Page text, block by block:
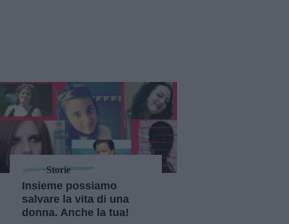
Storie
Insieme possiamo
salvare la vita di una
donna. Anche la tua!